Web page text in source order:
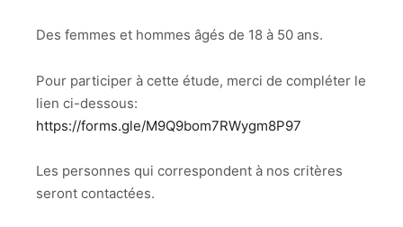
Des femmes et hommes âgés de 18 à 50 ans.
Pour participer à cette étude, merci de compléter le
lien ci-dessous:
https://forms.gle/M9Q9bom7RWygm8P97
Les personnes qui correspondent à nos critères
seront contactées.